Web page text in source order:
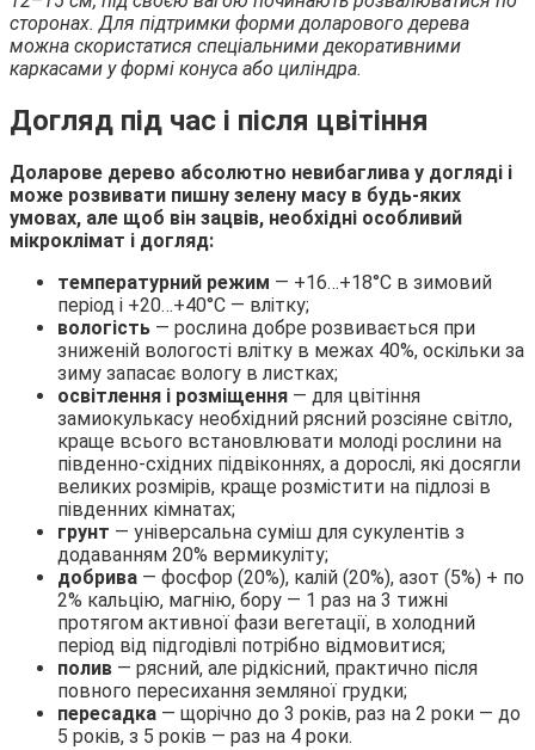
сторонах. Для підтримки форми доларового дерева
можна скористатися спеціальними декоративними
каркасами у формі конуса або циліндра.
Догляд під час і після цвітіння
Доларове дерево абсолютно невибаглива у догляді і
може розвивати пишну зелену масу в будь-яких
умовах, але щоб він зацвів, необхідні особливий
мікроклімат і догляд:
температурний режим — +16…+18°С в зимовий
період і +20…+40°С — влітку;
вологість — рослина добре розвивається при
зниженій вологості влітку в межах 40%, оскільки за
зиму запасає вологу в листках;
освітлення і розміщення — для цвітіння
замиокулькасу необхідний рясний розсіяне світло,
краще всього встановлювати молоді рослини на
південно-східних підвіконнях, а дорослі, які досягли
великих розмірів, краще розмістити на підлозі в
південних кімнатах;
грунт — універсальна суміш для сукулентів з
додаванням 20% вермикуліту;
добрива — фосфор (20%), калій (20%), азот (5%) + по
2% кальцію, магнію, бору — 1 раз на 3 тижні
протягом активної фази вегетації, в холодний
період від підгодівлі потрібно відмовитися;
полив — рясний, але рідкісний, практично після
повного пересихання земляної грудки;
пересадка — щорічно до 3 років, раз на 2 роки — до
5 років, з 5 років — раз на 4 роки.